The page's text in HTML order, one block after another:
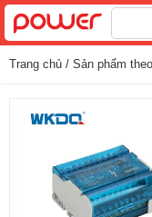
Tìm
kiếm
Trang chủ / Sản phẩm